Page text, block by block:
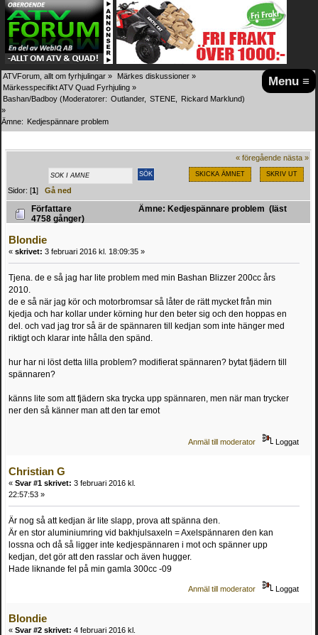
Menu ≡
ATVForum, allt om fyrhjulingar » Märkes diskussioner »
Märkesspecifikt ATV Quad Fyrhjuling »
Bashan/Badboy (Moderatorer: Outlander, STENE Rickard Marklund)
»
Ämne: Kedjespännare problem
« föregående nästa »
SKICKA ÄMNET SKRIV UT
Sidor: [1]Gå ned
Författare
Ämne: Kedjespännare problem (läst
4758 gånger)
Blondie
« skrivet: 3 februari 2016 kl. 18:09:35 »
Tjena. de e så jag har lite problem med min Bashan Blizzer 200cc års
2010.
de e så när jag kör och motorbromsar så låter de rätt mycket från min
kjedja och har kollar under körning hur den beter sig och den hoppas en
del. och vad jag tror så är de spännaren till kedjan som inte hänger med
riktigt och klarar inte hålla den spänd.
hur har ni löst detta lilla problem? modifierat spännaren? bytat fjädern till
spännaren?
känns lite som att fjädern ska trycka upp spännaren, men när man trycker
ner den så känner man att den tar emot
Anmäl till moderator Loggat
Christian G
« Svar #1 skrivet: 3 februari 2016 kl.
22:57:53 »
Är nog så att kedjan är lite slapp, prova att spänna den.
Är en stor aluminiumring vid bakhjulsaxeln = Axelspännaren den kan
lossna och då så ligger inte kedjespännaren i mot och spänner upp
kedjan, det gör att den rasslar och även hugger.
Hade liknande fel på min gamla 300cc -09
Anmäl till moderator Loggat
Blondie
« Svar #2 skrivet: 4 februari 2016 kl.